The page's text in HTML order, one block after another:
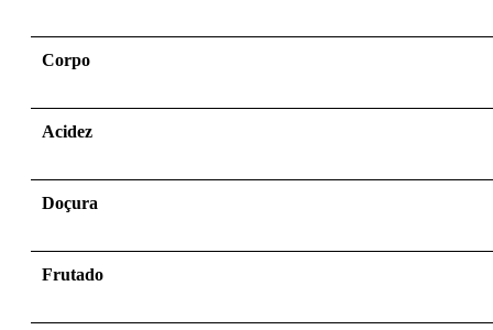
Corpo
Acidez
Doçura
Frutado